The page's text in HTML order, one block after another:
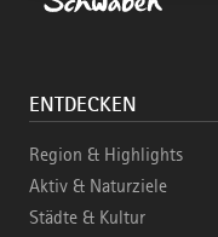
ENTDECKEN
Region & Highlights
Aktiv & Naturziele
Städte & Kultur